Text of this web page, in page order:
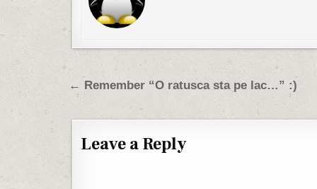
Post navigation
← Remember “O ratusca sta pe lac…” :)
Leave a Reply